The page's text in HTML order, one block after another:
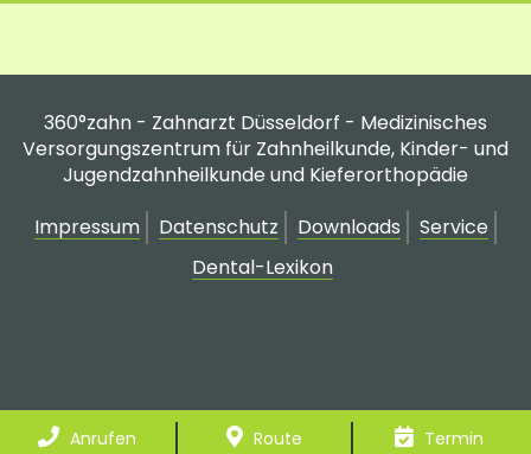
360°zahn - Zahnarzt Düsseldorf - Medizinisches
Versorgungszentrum für Zahnheilkunde, Kinder- und
Jugendzahnheilkunde und Kieferorthopädie
Impressum
Datenschutz Downloads
Service
Dental-Lexikon
Anrufen Route Termin